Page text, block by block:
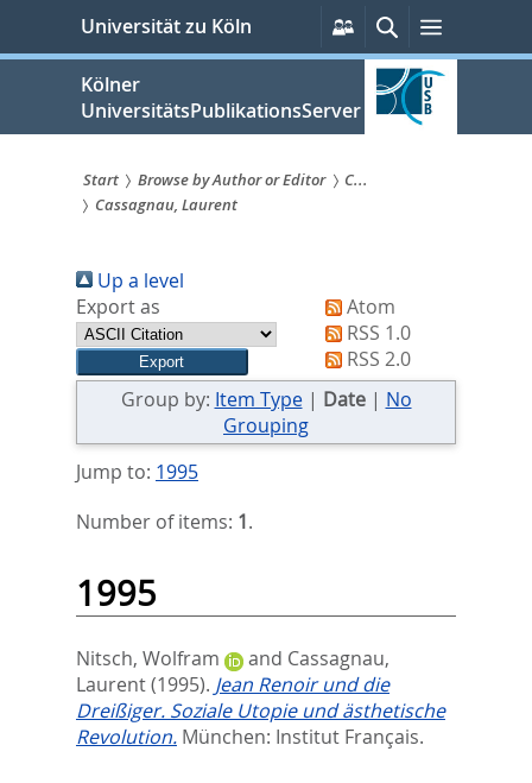
springen
Universität zu Köln
Persönliche
Services
SucheMenü
Kölner
UniversitätsPublikationsServer
Sie
sind
hier:
Start Browse by Author or Editor
C...
Cassagnau, Laurent
Up a level
Export as
Atom
RSS 1.0
RSS 2.0
Group by: Item Type| Date| No
Grouping
Jump to: 1995
Number of items: 1.
1995
Nitsch, Wolfram and Cassagnau,
Laurent(1995). Jean Renoir und die
Dreißiger. Soziale Utopie und ästhetische
Revolution. München: Institut Français.